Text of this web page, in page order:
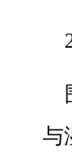
与